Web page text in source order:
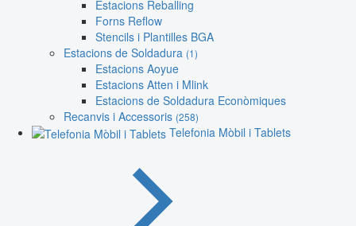
Estacions Reballing
Forns Reflow
Stencils i Plantilles BGA
Estacions de Soldadura (1)
Estacions Aoyue
Estacions Atten i Mlink
Estacions de Soldadura Econòmiques
Recanvis i Accessoris (258)
Telefonia Mòbil i Tablets